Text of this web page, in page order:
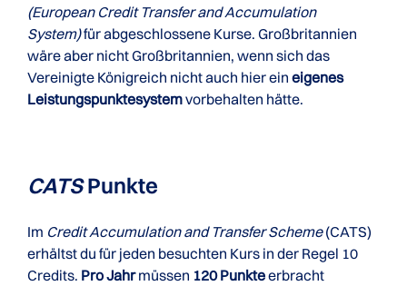
(European Credit Transfer and Accumulation
System)für abgeschlossene Kurse. Großbritannien
wäre aber nicht Großbritannien, wenn sich das
Vereinigte Königreich nicht auch hier ein eigenes
Leistungspunktesystemvorbehalten hätte.
CATSPunkte
Im Credit Accumulation and Transfer Scheme(CATS)
erhältst du für jeden besuchten Kurs in der Regel 10
Credits. Pro Jahrmüssen 120 Punkteerbracht